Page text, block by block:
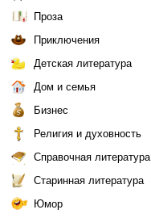
Проза
Приключения
Детская литература
Дом и семья
Бизнес
Религия и духовность
Справочная литература
Старинная литература
Юмор